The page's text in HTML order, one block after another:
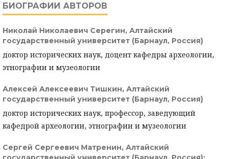
БИОГРАФИИ АВТОРОВ
Николай Николаевич Серегин, Алтайский
государственный университет (Барнаул, Россия)
доктор исторических наук, доцент кафедры археологии,
этнографии и музеологии
Алексей Алексеевич Тишкин, Алтайский
государственный университет (Барнаул, Россия)
доктор исторических наук, профессор, заведующий
кафедрой археологии, этнографии и музеологии
Сергей Сергеевич Матренин, Алтайский